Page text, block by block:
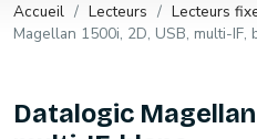
Accueil Lecteurs Lecteurs
Magellan 1500i, 2D, USB, multi-IF,
Datalogic Magellan